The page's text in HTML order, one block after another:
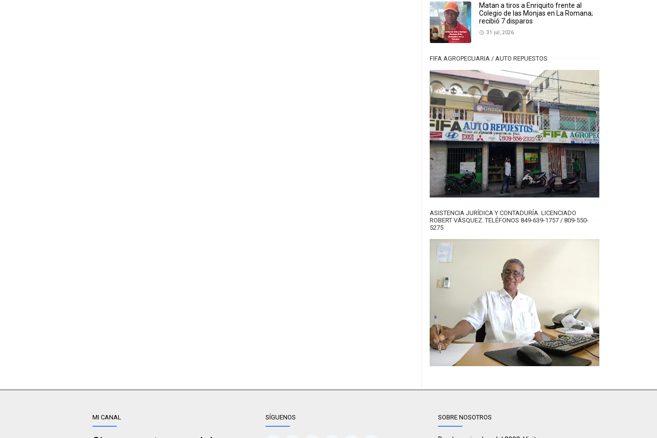
Matan a tiros a Enriquito frente al
Colegio de las Monjas en La Romana;
recibió 7 disparos
31 jul, 2026
FIFA AGROPECUARIA / AUTO REPUESTOS
ASISTENCIA JURÍDICA Y CONTADURÍA. LICENCIADO
ROBERT VÁSQUEZ. TELÉFONOS 849-639-1757 / 809-550-
5275
MI CANAL SÍGUENOS SOBRE NOSOTROS